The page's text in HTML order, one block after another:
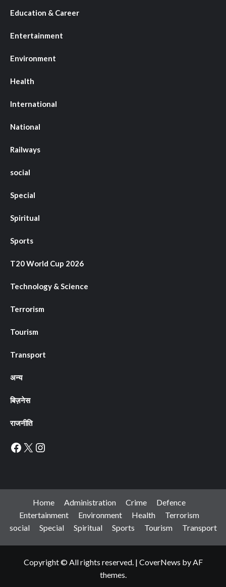
Education & Career
Entertainment
Environment
Health
International
National
Railways
social
Special
Spiritual
Sports
T20 World Cup 2026
Technology & Science
Terrorism
Tourism
Transport
अन्य
बिज़नेस
राजनीति
Facebook
X Instagram
Home Administration Crime
Defence
Entertainment
Environment Health
Terrorism
social
Special Spiritual Sports Tourism Transport
Copyright © All rights reserved. | CoverNews by AF
themes.